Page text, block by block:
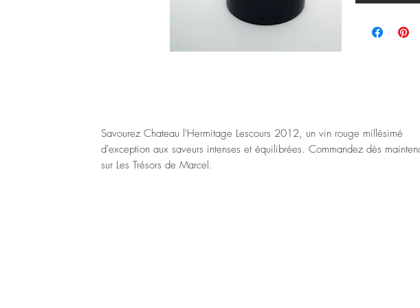
Savourez Chateau l'Hermitage Lescours 2012, un vin rouge millésimé
d'exception aux saveurs intenses et équilibrées. Commandez dès
sur Les Trésors de Marcel.